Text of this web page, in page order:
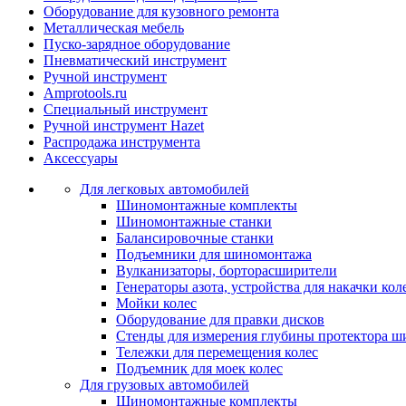
Оборудование для кузовного ремонта
Металлическая мебель
Пуско-зарядное оборудование
Пневматический инструмент
Ручной инструмент
Amprotools.ru
Специальный инструмент
Ручной инструмент Hazet
Распродажа инструмента
Аксессуары
Для легковых автомобилей
Шиномонтажные комплекты
Шиномонтажные станки
Балансировочные станки
Подъемники для шиномонтажа
Вулканизаторы, борторасширители
Генераторы азота, устройства для накачки
Мойки колес
Оборудование для правки дисков
Стенды для измерения глубины протектора
Тележки для перемещения колес
Подъемник для моек колеc
Для грузовых автомобилей
Шиномонтажные комплекты